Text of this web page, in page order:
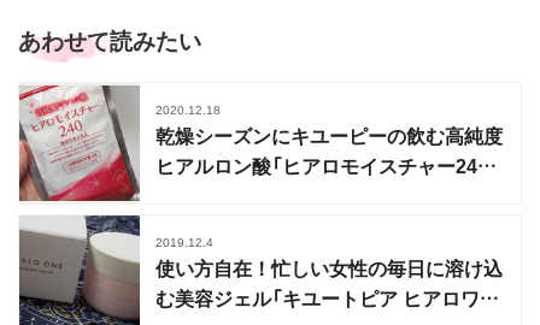
あわせて読みたい
2020.12.18
乾燥シーズンにキユーピーの飲む高純度
ヒアルロン酸「ヒアロモイスチャー240」
2019.12.4
使い方自在！忙しい女性の毎日に溶け込
む美容ジェル「キユートピア ヒアロワ